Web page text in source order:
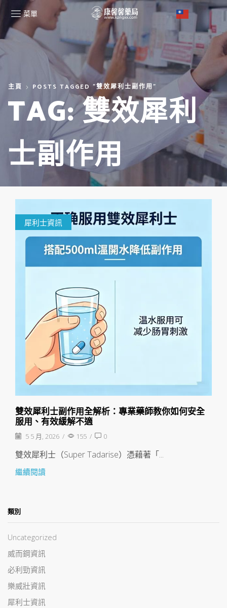
菜單
主頁 POSTS TAGGED "雙效犀利士副作用"
TAG: 雙效犀利
士副作用
犀利士資訊
雙效犀利士副作用全解析：專業藥師教你如何安全
服用、有效緩解不適
5 5 月, 2026 / 155 / 0
雙效犀利士（Super Tadarise）憑藉著「...
繼續閱讀
類別
Uncategorized
威而鋼資訊
必利勁資訊
樂威壯資訊
犀利士資訊